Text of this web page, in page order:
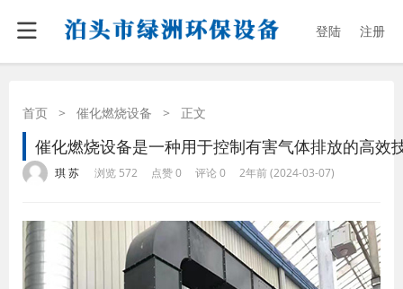
登陆 注册
首页 > 催化燃烧设备 > 正文
催化燃烧设备是一种用于控制有害气体排放的高效
琪 苏 浏览 572 点赞 0 评论 0 2年前 (2024-03-07)